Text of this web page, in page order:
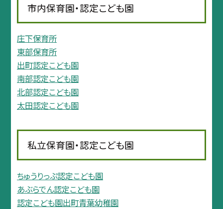
市内保育園・認定こども園
庄下保育所
東部保育所
出町認定こども園
南部認定こども園
北部認定こども園
太田認定こども園
私立保育園・認定こども園
ちゅうりっぷ認定こども園
あぶらでん認定こども園
認定こども園出町青葉幼稚園